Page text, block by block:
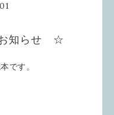
01
知らせ ☆
です。